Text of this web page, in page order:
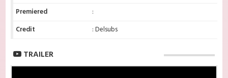
Premiered
:
Credit
: Delsubs
TRAILER